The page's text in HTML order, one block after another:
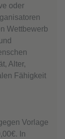
oder
Wettbewerb
Alter,
Fähigkeit
Vorlage
In